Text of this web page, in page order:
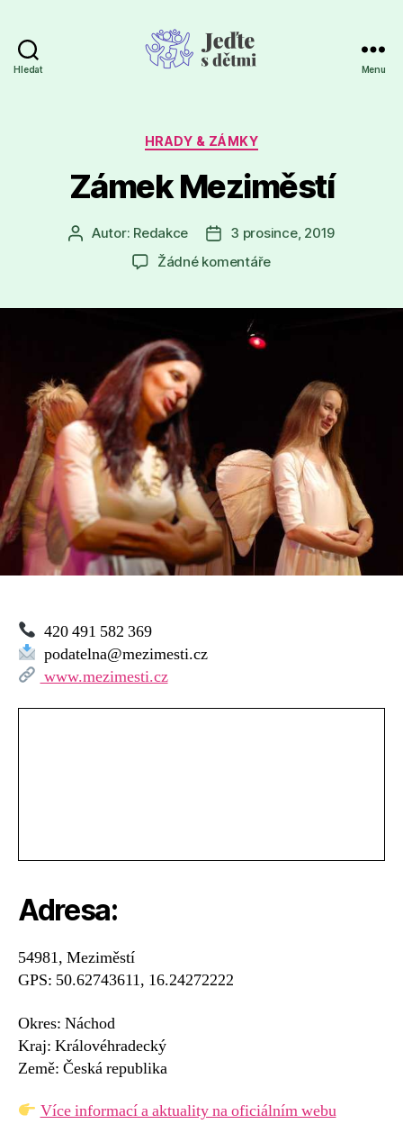
Hledat Menu
Rubriky
HRADY & ZÁMKY
Zámek Meziměstí
Autor
příspěvku
Autor: Redakce
Datum
příspěvku
3 prosince, 2019
Žádné komentářeu
420 491 582 369
podatelna@mezimesti.cz
www.mezimesti.cz
Adresa:
54981, Meziměstí
GPS: 50.62743611, 16.24272222
Okres: Náchod
Kraj: Královéhradecký
Země: Česká republika
Více informací a aktuality na oficiálním webu